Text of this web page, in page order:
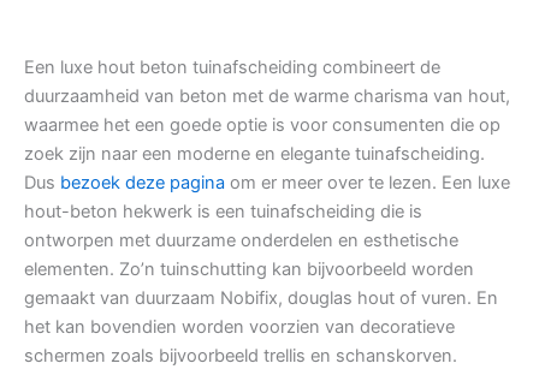
Een luxe hout beton tuinafscheiding combineert de
duurzaamheid van beton met de warme charisma van hout,
waarmee het een goede optie is voor consumenten die op
zoek zijn naar een moderne en elegante tuinafscheiding.
Dus bezoek deze pagina om er meer over te lezen. Een luxe
hout-beton hekwerk is een tuinafscheiding die is
ontworpen met duurzame onderdelen en esthetische
elementen. Zo’n tuinschutting kan bijvoorbeeld worden
gemaakt van duurzaam Nobifix, douglas hout of vuren. En
het kan bovendien worden voorzien van decoratieve
schermen zoals bijvoorbeeld trellis en schanskorven.